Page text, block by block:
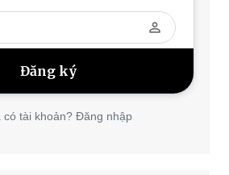
perm_identity
có tài khoản? Đăng nhập